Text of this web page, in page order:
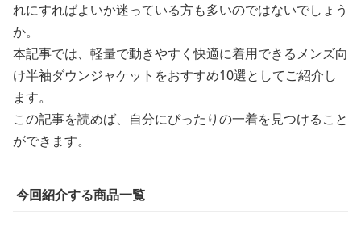
れにすればよいか迷っている方も多いのではないでしょう
か。
本記事では、軽量で動きやすく快適に着用できるメンズ向
け半袖ダウンジャケットをおすすめ10選としてご紹介し
ます。
この記事を読めば、自分にぴったりの一着を見つけること
ができます。
今回紹介する商品一覧